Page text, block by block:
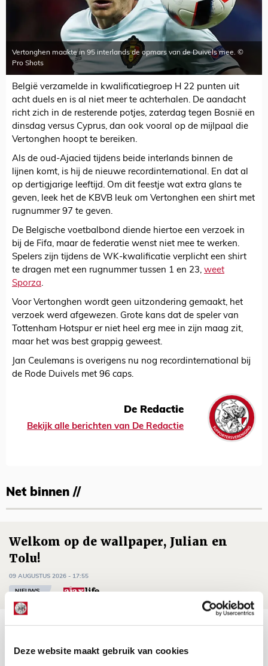
Deze website maakt gebruik van cookies
Vertonghen maakte in 95 interlands de opmars van de Duivels mee. ©
Pro Shots
België verzamelde in kwalificatiegroep H 22 punten uit
acht duels en is al niet meer te achterhalen. De aandacht
richt zich in de resterende potjes, zaterdag tegen Bosnië en
dinsdag versus Cyprus, dan ook vooral op de mijlpaal die
Vertonghen hoopt te bereiken.
Als de oud-Ajacied tijdens beide interlands binnen de
lijnen komt, is hij de nieuwe recordinternational. En dat al
op dertigjarige leeftijd. Om dit feestje wat extra glans te
geven, leek het de KBVB leuk om Vertonghen een shirt met
rugnummer 97 te geven.
De Belgische voetbalbond diende hiertoe een verzoek in
bij de Fifa, maar de federatie wenst niet mee te werken.
Spelers zijn tijdens de WK-kwalificatie verplicht een shirt
te dragen met een rugnummer tussen 1 en 23, weet
Sporza.
Voor Vertonghen wordt geen uitzondering gemaakt, het
verzoek werd afgewezen. Grote kans dat de speler van
Tottenham Hotspur er niet heel erg mee in zijn maag zit,
maar het was best grappig geweest.
Jan Ceulemans is overigens nu nog recordinternational bij
de Rode Duivels met 96 caps.
De Redactie
Bekijk alle berichten van De Redactie
Net binnen //
Welkom op de wallpaper, Julian en
Tolu!
09 AUGUSTUS 2026 - 17:55
NIEUWS
Godts: ‘Tot er een akkoord is, speel ik
elke minuut dat het moet voor Ajax’